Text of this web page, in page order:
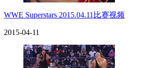
WWE Superstars 2015.04.11比赛视频
2015-04-11